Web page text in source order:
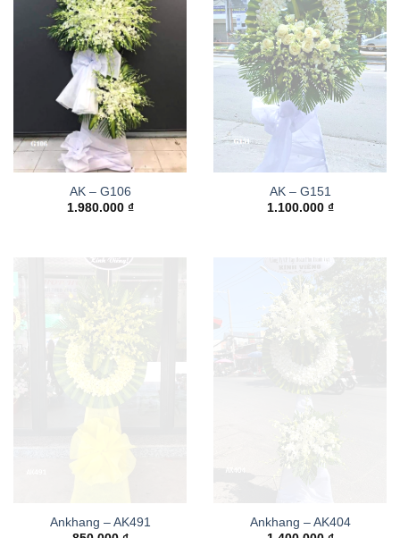
AK – G106
1.980.000 ₫
AK – G151
1.100.000 ₫
Ankhang – AK491
Ankhang – AK404